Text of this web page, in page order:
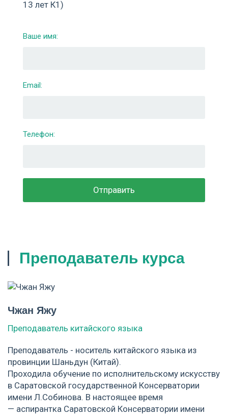
13 лет К1)
Ваше имя:
Email:
Телефон:
Преподаватель курса
Чжан Яжу
Преподаватель китайского языка
Преподаватель - носитель китайского языка из
провинции Шаньдун (Китай).
Проходила обучение по исполнительскому искусству
в Саратовской государственной Консерватории
имени Л.Собинова. В настоящее время
— аспирантка Саратовской Консерватории имени